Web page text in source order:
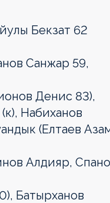
Бекзат 62
Санжар 59,
Денис 83),
Набиханов
(Елтаев
Алдияр,
Батырханов